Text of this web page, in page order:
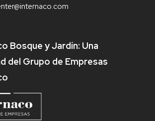
Bosque y Jardín: Una
del Grupo de Empresas